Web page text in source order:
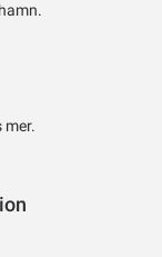
mer.